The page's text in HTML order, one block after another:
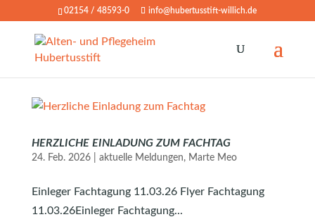
02154 / 48593-0 info@hubertusstift-willich.de
HERZLICHE EINLADUNG ZUM FACHTAG
24. Feb. 2026| aktuelle Meldungen, Marte Meo
Einleger Fachtagung 11.03.26 Flyer Fachtagung
11.03.26Einleger Fachtagung...